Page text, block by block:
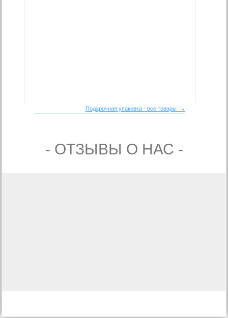
Подарочная упаковка - все товары →
- ОТЗЫВЫ О НАС -